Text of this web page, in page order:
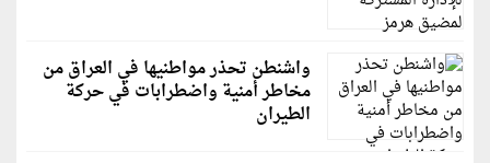
واشنطن تحذر مواطنيها في العراق من
مخاطر أمنية واضطرابات في حركة
الطيران